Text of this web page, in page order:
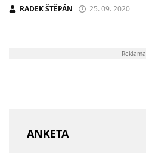
RADEK ŠTĚPÁN 25. 09. 2020
Reklama
ANKETA